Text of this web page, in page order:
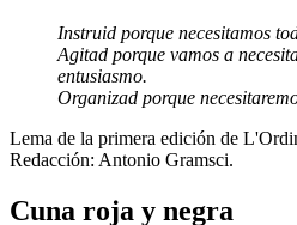
Instruid porque necesitamos
Agitad porque vamos a
entusiasmo.
Organizad porque
Lema de la primera edición de
Redacción: Antonio Gramsci.
Cuna roja y negra